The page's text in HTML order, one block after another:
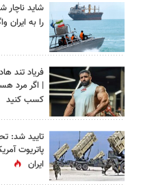
شاید ناچار
را به ایران
فریاد تند
| اگر مرد
کسب کنید
تایید شد:
پاتریوت
ایران